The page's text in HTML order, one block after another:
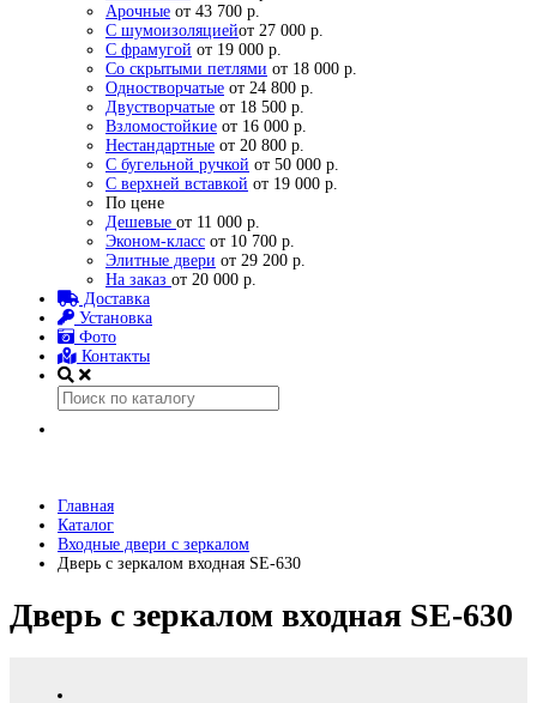
Арочные от 43 700 р.
С шумоизоляциейот 27 000 р.
С фрамугой от 19 000 р.
Со скрытыми петлями от 18 000 р.
Одностворчатые от 24 800 р.
Двустворчатые от 18 500 р.
Взломостойкие от 16 000 р.
Нестандартные от 20 800 р.
С бугельной ручкой от 50 000 р.
С верхней вставкой от 19 000 р.
По цене
Дешевые от 11 000 р.
Эконом-класс от 10 700 р.
Элитные двери от 29 200 р.
На заказ от 20 000 р.
Доставка
Установка
Фото
Контакты
Главная
Каталог
Входные двери с зеркалом
Дверь с зеркалом входная SE-630
Дверь с зеркалом входная SE-630